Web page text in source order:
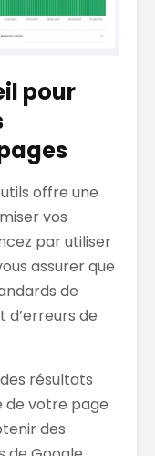
pour
offre une
vos
par utiliser
assurer que
de
d’erreurs de
résultats
de votre page
des